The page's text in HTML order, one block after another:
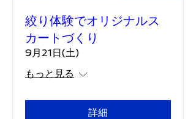
絞り体験でオリジナルス
カートづくり
9月21日(土)
もっと見る
詳細